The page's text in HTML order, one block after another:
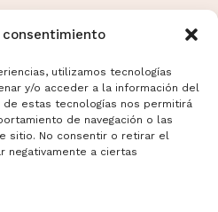
consentimiento
utilizamos tecnologías
y/o acceder a la información del
estas tecnologías nos permitirá
de navegación o las
sitio. No consentir o retirar el
negativamente a ciertas
y Condiciones
Legal
de Cookies